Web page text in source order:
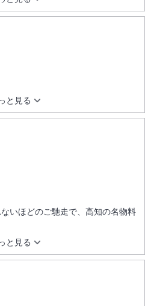
と見る
と見る
いほどのご馳走で、高知の名物料